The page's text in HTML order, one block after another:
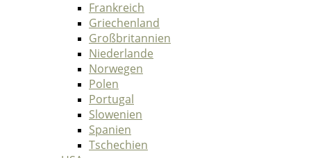
Frankreich
Griechenland
Großbritannien
Niederlande
Norwegen
Polen
Portugal
Slowenien
Spanien
Tschechien